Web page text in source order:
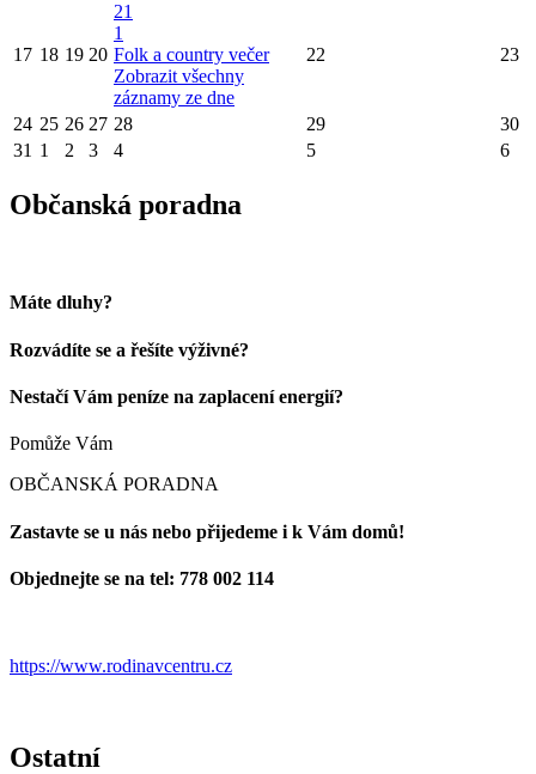
17 18 19 20
21
1
Folk a country večer
Zobrazit všechny
záznamy ze dne
22 23
24 25 26 27 28 29
30
31 1 2 3 4 5 6
Občanská poradna
Máte dluhy?
Rozvádíte se a řešíte výživné?
Nestačí Vám peníze na zaplacení energií?
Pomůže Vám
OBČANSKÁ PORADNA
Zastavte se u nás nebo přijedeme i k Vám domů!
Objednejte se na tel: 778 002 114
https://www.rodinavcentru.cz
Ostatní